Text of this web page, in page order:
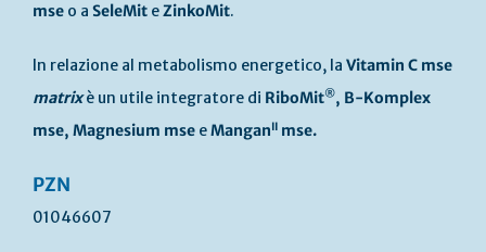
mse o a SeleMit eZinkoMit.
In relazione al metabolismo energetico, la Vitamin C mse
matrixè un utile integratore di RiboMit®, B-Komplex
mse, Magnesium mse eManganII mse.
PZN
01046607